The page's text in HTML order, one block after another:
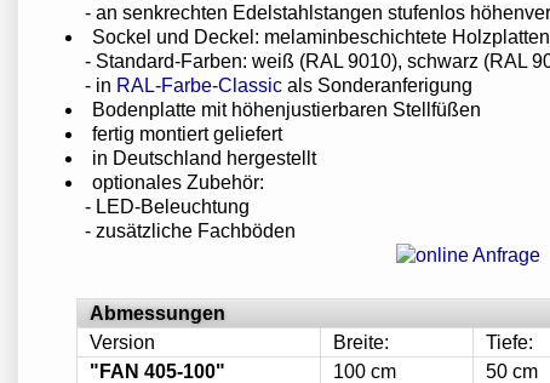
- an senkrechten Edelstahlstangen stufenlos
Sockel und Deckel: melaminbeschichtete Holzplatten
- Standard-Farben: weiß (RAL 9010), schwarz (RAL
- in RAL-Farbe-Classicals Sonderanferigung
Bodenplatte mit höhenjustierbaren Stellfüßen
fertig montiert geliefert
in Deutschland hergestellt
optionales Zubehör:
- LED-Beleuchtung
- zusätzliche Fachböden
Abmessungen
Version
Breite: Tiefe:
"FAN 405-100"
100 cm 50 cm